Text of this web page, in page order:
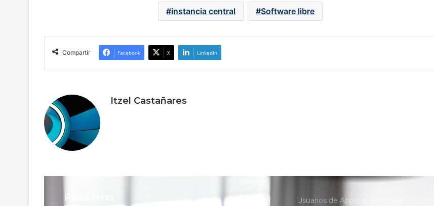
instancia central Software libre
Compartir Facebook X LinkedIn
Itzel Castañares
Read Next
Gemini vs ChatGPT: la IA de Google
cae 11%; Xiaomi, Oppo y Vivo, los
Usuarios de Apple sufren más